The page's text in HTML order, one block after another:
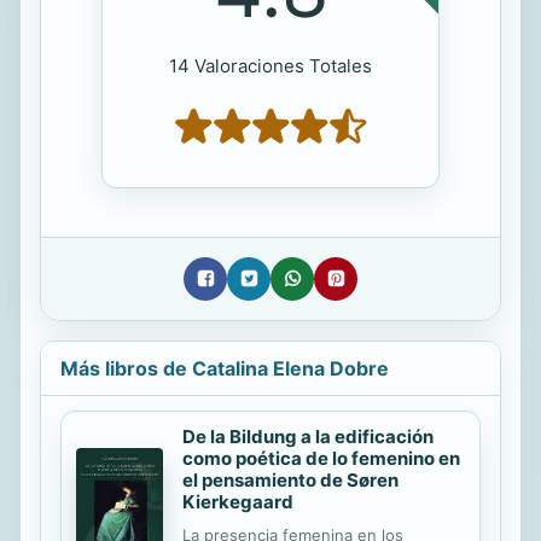
14 Valoraciones Totales
Más libros de Catalina Elena Dobre
De la Bildung a la edificación
como poética de lo femenino en
el pensamiento de Søren
Kierkegaard
La presencia femenina en los